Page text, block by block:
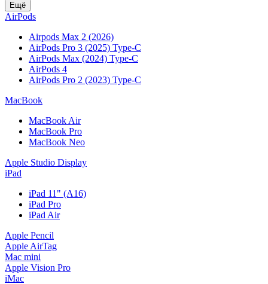
Ещё
AirPods
Airpods Max 2 (2026)
AirPods Pro 3 (2025) Type-C
AirPods Max (2024) Type-C
AirPods 4
AirPods Pro 2 (2023) Type-C
MacBook
MacBook Air
MacBook Pro
MacBook Neo
Apple Studio Display
iPad
iPad 11" (A16)
iPad Pro
iPad Air
Apple Pencil
Apple AirTag
Mac mini
Apple Vision Pro
iMac